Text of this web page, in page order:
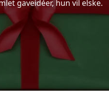
gaveidéer, hun vil elske.